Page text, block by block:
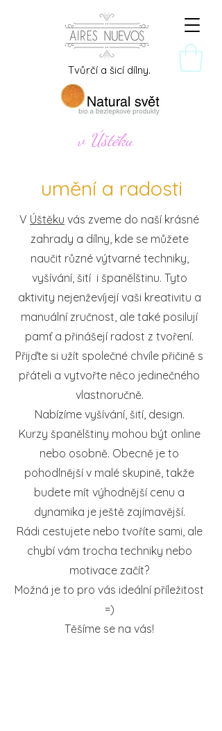
Tvůrčí a šicí dílny.
v Úštěku
umění a radosti
V Úštěku vás zveme do naší krásné
zahrady a dílny, kde se můžete
naučit různé výtvarné techniky,
vyšívání, šití i španělštinu. Tyto
aktivity nejenževíjejí vaši kreativitu a
manuální zručnost, ale také posilují
pamť a přinášejí radost z tvoření.
Přijďte si užít společné chvíle přičině s
přáteli a vytvořte něco jedinečného
vlastnoručně.
Nabízíme vyšívání, šití, design.
Kurzy španělštiny mohou být online
nebo osobně. Obecně je to
pohodlnější v malé skupině, takže
budete mít výhodnější cenu a
dynamika je ještě zajímavější.
Rádi cestujete nebo tvoříte sami, ale
chybí vám trocha techniky nebo
motivace začít?
Možná je to pro vás ideální příležitost
=)
Těšíme se na vás!